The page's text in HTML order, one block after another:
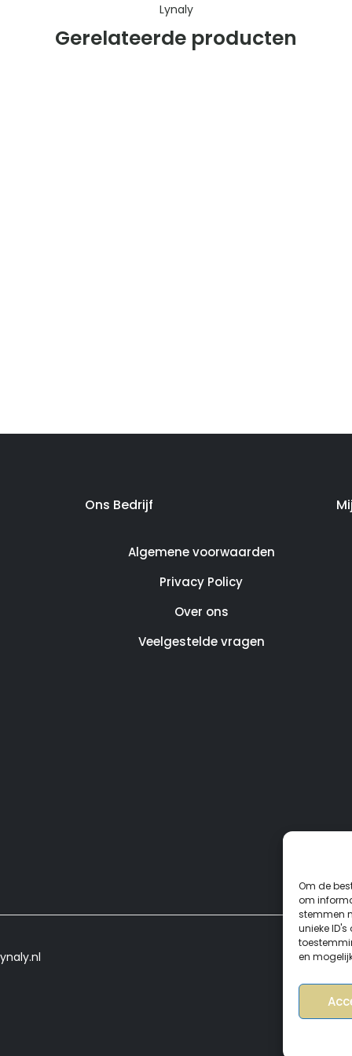
Om de
om
stemmen
unieke
en
Gerelateerde producten
Lynaly
Ons Bedrijf
Algemene voorwaarden
Privacy Policy
Over ons
Veelgestelde vragen